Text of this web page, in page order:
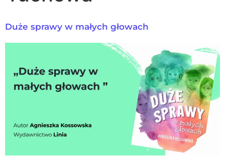
Duże sprawy w małych głowach